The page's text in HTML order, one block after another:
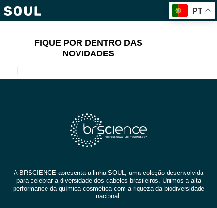
FIQUE POR DENTRO DAS
NOVIDADES
A BRSCIENCE apresenta a linha SOUL, uma coleção desenvolvida
para celebrar a diversidade dos cabelos brasileiros. Unimos a alta
performance da química cosmética com a riqueza da biodiversidade
nacional.
PT